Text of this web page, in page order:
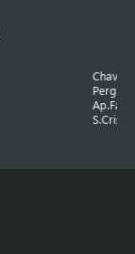
Chaveiro Alpaca